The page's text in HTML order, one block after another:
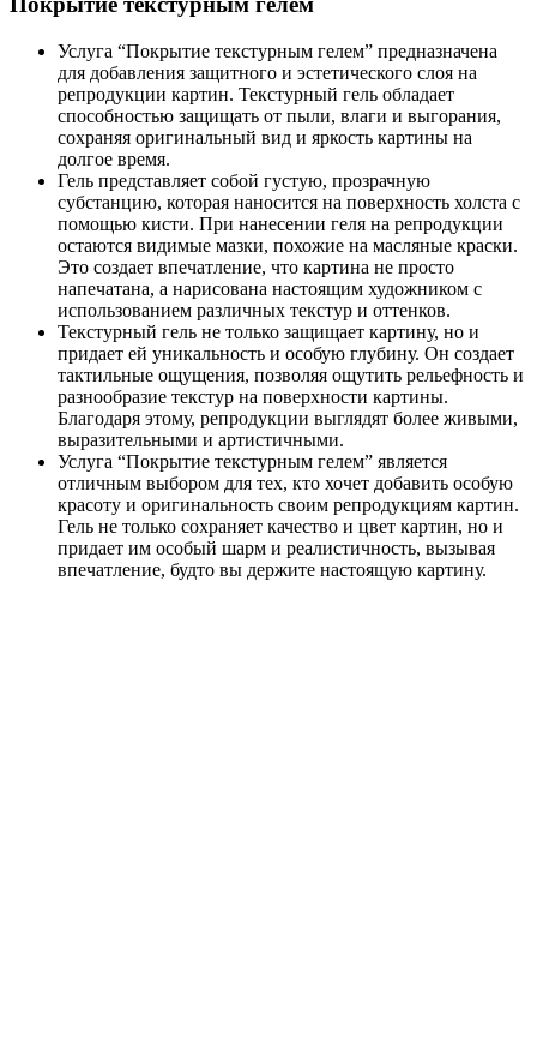
Услуга “Покрытие текстурным гелем” предназначена
для добавления защитного и эстетического слоя на
репродукции картин. Текстурный гель обладает
способностью защищать от пыли, влаги и выгорания,
сохраняя оригинальный вид и яркость картины на
долгое время.
Гель представляет собой густую, прозрачную
субстанцию, которая наносится на поверхность холста с
помощью кисти. При нанесении геля на репродукции
остаются видимые мазки, похожие на масляные краски.
Это создает впечатление, что картина не просто
напечатана, а нарисована настоящим художником с
использованием различных текстур и оттенков.
Текстурный гель не только защищает картину, но и
придает ей уникальность и особую глубину. Он создает
тактильные ощущения, позволяя ощутить рельефность и
разнообразие текстур на поверхности картины.
Благодаря этому, репродукции выглядят более живыми,
выразительными и артистичными.
Услуга “Покрытие текстурным гелем” является
отличным выбором для тех, кто хочет добавить особую
красоту и оригинальность своим репродукциям картин.
Гель не только сохраняет качество и цвет картин, но и
придает им особый шарм и реалистичность, вызывая
впечатление, будто вы держите настоящую картину.